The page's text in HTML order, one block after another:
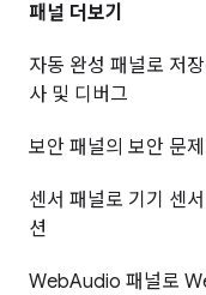
패널 더보기
자동 완성 패널로 저
사 및 디버그
보안 패널의 보안 문제
센서 패널로 기기 센서
션
WebAudio 패널로